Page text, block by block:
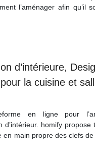
l’aménager afin qu’il
d’intérieure,
la cuisine et
en ligne pour
d’intérieur. homify propose
en main propre des clefs